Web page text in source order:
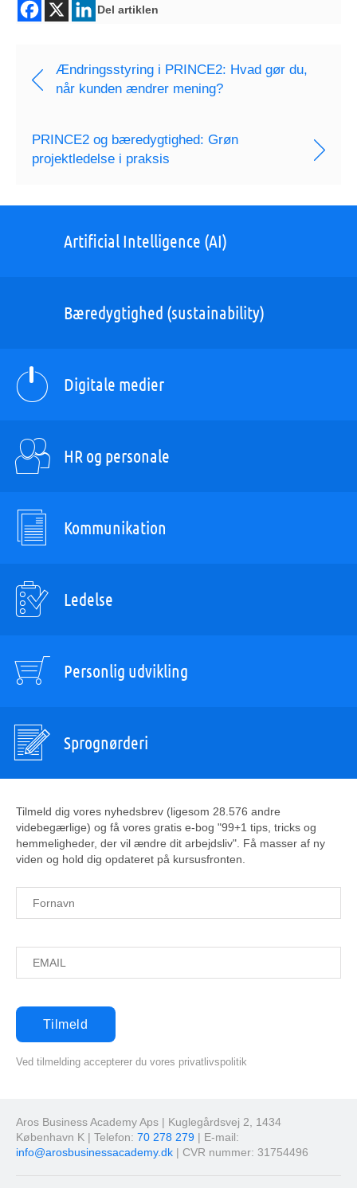
Del artiklen
Ændringsstyring i PRINCE2: Hvad gør du,
når kunden ændrer mening?
PRINCE2 og bæredygtighed: Grøn
projektledelse i praksis
Artificial Intelligence (AI)
Bæredygtighed (sustainability)
Digitale medier
HR og personale
Kommunikation
Ledelse
Personlig udvikling
Sprognørderi
Tilmeld dig vores nyhedsbrev (ligesom 28.576 andre
videbegærlige) og få vores gratis e-bog "99+1 tips, tricks og
hemmeligheder, der vil ændre dit arbejdsliv". Få masser af ny
viden og hold dig opdateret på kursusfronten.
Ved tilmelding accepterer du vores privatlivspolitik
Aros Business Academy Aps | Kuglegårdsvej 2, 1434
København K | Telefon: 70 278 279 | E-mail:
info@arosbusinessacademy.dk | CVR nummer: 31754496